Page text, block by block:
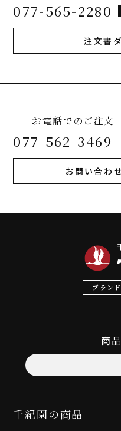
077-565-2280
注文書
お電話でのご注文
077-562-3469
お問い合わ
ブラン
商
千紀園の商品